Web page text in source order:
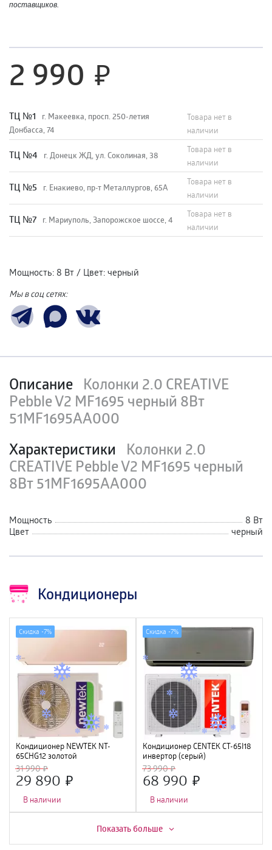
поставщиков.
2 990
TЦ №1
г. Макеевка, просп. 250-летия
Донбасса, 74
Товара нет в
наличии
TЦ №4 г. Донецк ЖД, ул. Соколиная, 38
Товара нет в
наличии
TЦ №5 г. Енакиево, пр-т Металлургов, 65А
Товара нет в
наличии
ТЦ №7 г. Мариуполь, Запорожское шоссе, 4
Товара нет в
наличии
Мощность: 8 Вт / Цвет: черный
Мы в соц сетях:
Описание Колонки 2.0 CREATIVE
Pebble V2 MF1695 черный 8Вт
51MF1695AA000
Характеристики
Колонки 2.0
CREATIVE Pebble V2 MF1695 черный
8Вт 51MF1695AA000
Мощность
8 Вт
Цвет
черный
Кондиционеры
Кондиционер NEWTEK NT-
65CHG12 золотой
<3550/3660W> скрытый LED,
Golden Fin, R410A, компрессор
GMCC
31 990
29 890
В наличии
Скидка -7%
Кондиционер CENTEK CT-65I18
инвертор (серый)
(5400/5580W) 4D, 4 фильтра,
УФ лампа, R32, A++
73 990
68 990
В наличии
Скидка -7%
Скидка - 2%
Показать больше